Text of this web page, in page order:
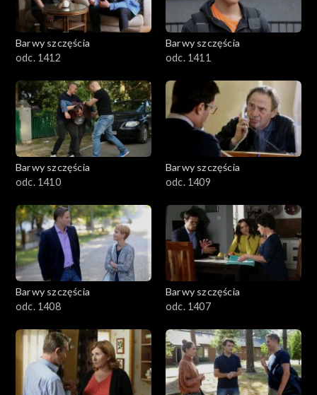
Barwy szczęścia
odc. 1412
Barwy szczęścia
odc. 1411
Barwy szczęścia
odc. 1410
Barwy szczęścia
odc. 1409
Barwy szczęścia
odc. 1408
Barwy szczęścia
odc. 1407